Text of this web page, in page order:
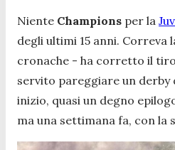
Niente Champions per la
degli ultimi 15 anni. Correva
cronache - ha corretto il
servito pareggiare un
inizio, quasi un degno
ma una settimana fa, con